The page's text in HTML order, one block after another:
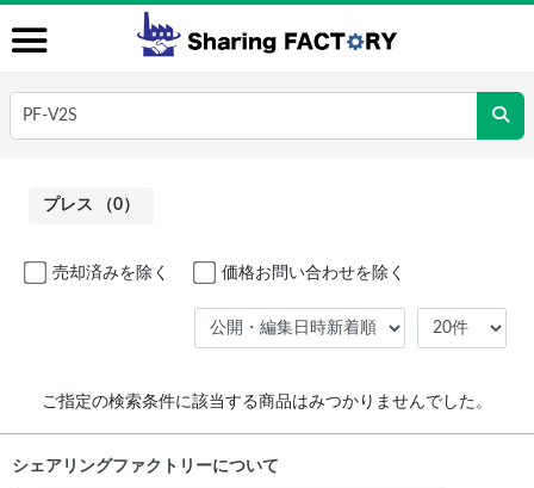
プレス （0）
売却済みを除く 価格お問い合わせを除く
ご指定の検索条件に該当する商品はみつかりませんでした。
シェアリングファクトリーについて